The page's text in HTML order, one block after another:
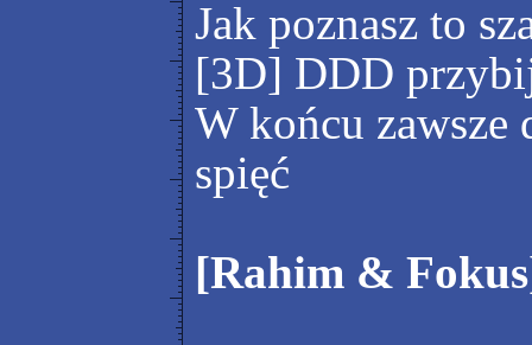
Jak poznasz to
[3D] DDD
W końcu zawsze
spięć
[Rahim &